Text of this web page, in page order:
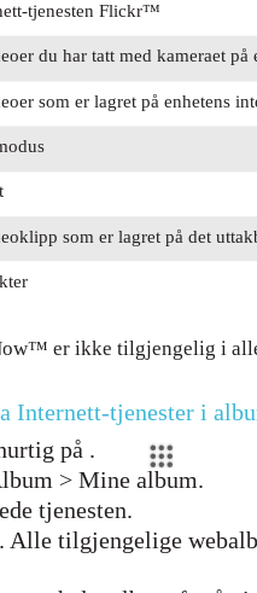
tjenesten Flickr™
du har tatt med kameraet på
som er lagret på enhetens
som er lagret på det
er ikke tilgjengelig i
Internett-tjenester i
på .
> Mine album.
tjenesten.
tilgjengelige